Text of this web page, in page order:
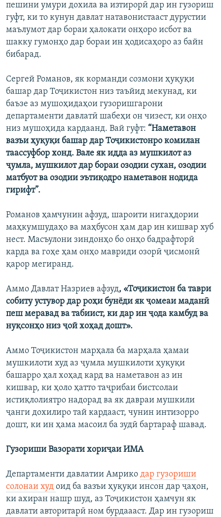
пешини умури дохила ва изтирорӣ дар ин гузориш
гуфт, ки то кунун давлат натавонистааст дурустии
маълумот дар бораи ҳалокати онҳоро исбот ва
шакку гумонҳо дар бораи ин ҳодисаҳоро аз байн
бибарад.
Сергей Романов, як корманди созмони ҳуқуқи
башар дар Тоҷикистон низ таъйид мекунад, ки
баъзе аз мушоҳидаҳои гузоришгарони
департаменти давлатӣ шабеҳи он чизест, ки онҳо
низ мушоҳида кардаанд. Вай гуфт: “Наметавон
вазъи ҳуқуқи башар дар Тоҷикистонро комилан
таассуфбор хонд. Вале як идда аз мушкилот аз
ҷумла, мушкилот дар бораи озодии сухан, озодии
матбуот ва озодии эътиқодро наметавон нодида
гирифт”.
Романов ҳамчунин афзуд, шароити нигаҳдории
маҳкумшудаҳо ва маҳбусон ҳам дар ин кишвар хуб
нест. Масъулони зиндонҳо бо онҳо бадрафторӣ
карда ва гоҳе ҳам онҳо мавриди озорӣ ҷисмонӣ
қарор мегиранд.
Аммо Давлат Назриев афзуд, «Тоҷикистон ба таври
собиту устувор дар роҳи бунёди як ҷомеаи маданӣ
пеш меравад ва табиист, ки дар ин ҷода камбуд ва
нуқсонҳо низ ҷой хоҳад дошт».
Аммо Тоҷикистон марҳала ба марҳала ҳамаи
мушкилоти худ аз ҷумла мушкилоти ҳуқуқи
башарро ҳал хоҳад кард ва наметавон аз ин
кишвар, ки ҳоло ҳатто таҷрибаи бистсолаи
истиқлолиятро надорад ва як давраи мушкили
ҷанги дохилиро тай кардааст, чунин интизорро
дошт, ки ин ҳама масоил ба зудӣ бартараф шавад.
Гузориши Вазорати хориҷаи ИМА
Департаменти давлатии Амрико дар гузориши
солонаи худ оид ба вазъи ҳуқуқи инсон дар ҷаҳон,
ки ахиран нашр шуд, аз Тоҷикистон ҳамчун як
давлати авторитарӣ ном бурдаааст. Дар ин гузориш